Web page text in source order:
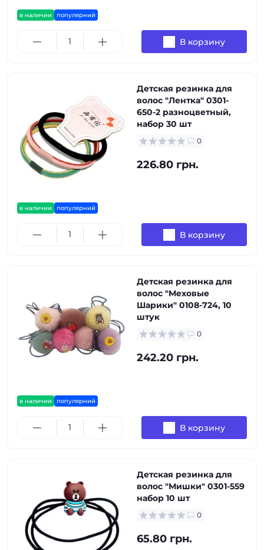
в наличии популярний
В корзину
в наличии популярний
Детская резинка для
волос "Лентка" 0301-
650-2 разноцветный,
набор 30 шт
0
226.80 грн.
В корзину
в наличии популярний
Детская резинка для
волос "Меховые
Шарики" 0108-724, 10
штук
0
242.20 грн.
В корзину
Детская резинка для
волос "Мишки" 0301-559
набор 10 шт
0
65.80 грн.